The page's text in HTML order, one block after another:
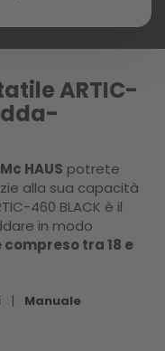
ARTIC-
HAUS potrete
alla sua capacità
460 BLACK è il
in modo
tra 18 e
| Manuale